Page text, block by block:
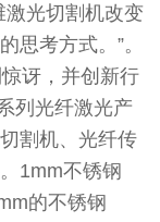
激光切割机改变
思考方式。”。
讶，并创新行
列光纤激光产
割机、光纤传
1mm不锈钢
的不锈钢